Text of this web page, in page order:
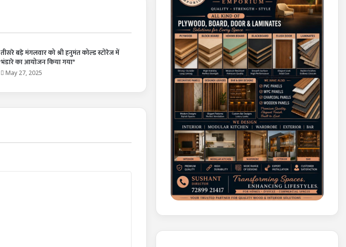
तीसरे बड़े मंगलवार को श्री हनुमंत कोल्ड स्टोरेज में
भंडारे का आयोजन किया गया*
May 27, 2025